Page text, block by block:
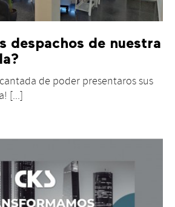
despachos de nuestra
de poder presentaros sus
[...]